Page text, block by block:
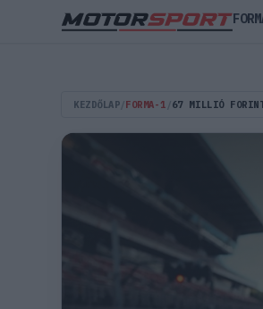
KEZDŐLAP FORMA-1 67 MILLIÓ